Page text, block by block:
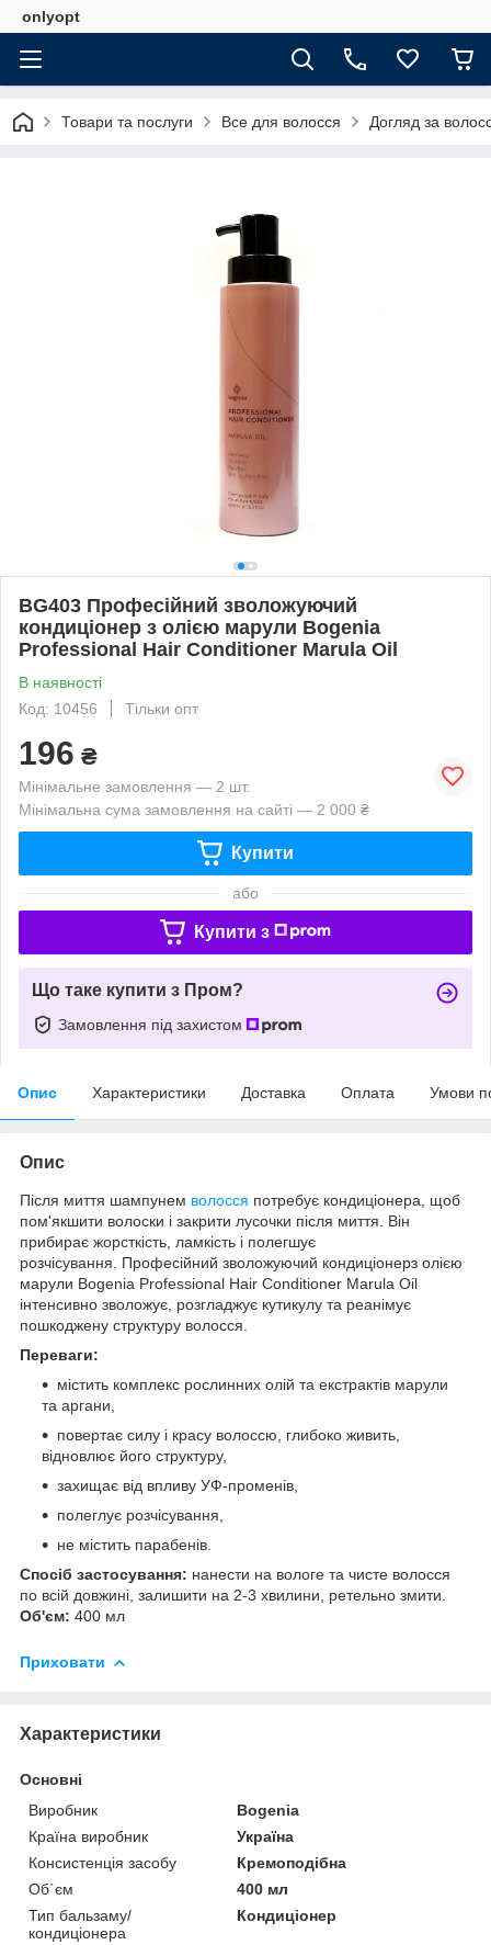
onlyopt
Товари та послуги Все для волосся Догляд за
BG403 Професійний зволожуючий
кондиціонер з олією марули Bogenia
Professional Hair Conditioner Marula Oil
В наявності
Код: 10456
Тільки опт
196 ₴
Мінімальне замовлення — 2 шт.
Мінімальна сума замовлення на сайті — 2 000 ₴
Купити
або
Купити з
Що таке купити з Пром?
Замовлення під захистом
Опис Характеристики Доставка Оплата Умови
Опис
Після миття шампунем волосся потребує кондиціонера, щоб
пом'якшити волоски і закрити лусочки після миття. Він
прибирає жорсткість, ламкість і полегшує
розчісування. Професійний зволожуючий кондиціонерз олією
марули Bogenia Professional Hair Conditioner Marula Oil
інтенсивно зволожує, розгладжує кутикулу та реанімує
пошкоджену структуру волосся.
Переваги:
містить комплекс рослинних олій та екстрактів марули
та аргани,
повертає силу і красу волоссю, глибоко живить,
відновлює його структуру,
захищає від впливу УФ-променів,
полеглує розчісування,
не містить парабенів.
Спосіб застосування: нанести на вологе та чисте волосся
по всій довжині, залишити на 2-3 хвилини, ретельно змити.
Об'єм: 400 мл
Приховати
Характеристики
Основні
Виробник
Bogenia
Країна виробник
Україна
Консистенція засобу
Кремоподібна
Об`єм
400 мл
Тип бальзаму/
кондиціонера
Кондиціонер